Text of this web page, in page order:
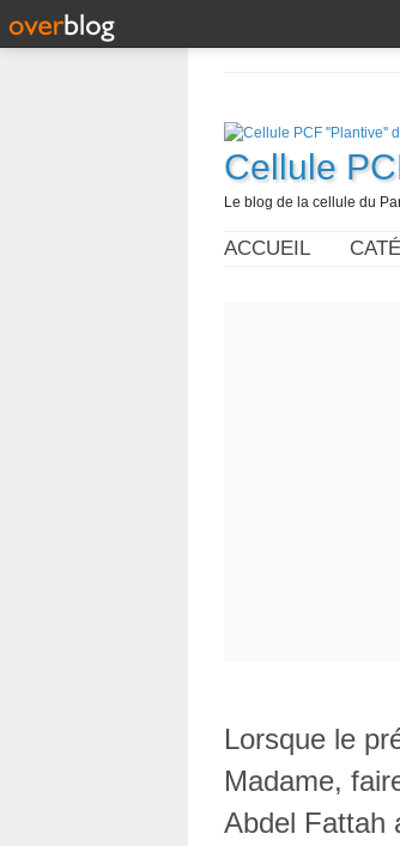
Cellule
Le blog de la cellule du
ACCUEIL
Lorsque le
Madame,
Abdel Fattah